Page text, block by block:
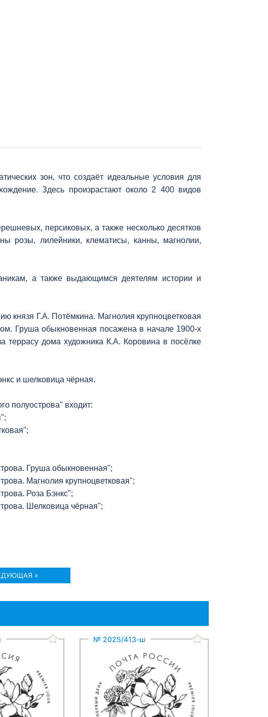
зон, что создаёт идеальные условия для
Здесь произрастают около 2 400 видов
персиковых, а также несколько десятков
розы, лилейники, клематисы, канны, магнолии,
а также выдающимся деятелям истории и
князя Г.А. Потёмкина. Магнолия крупноцветковая
Груша обыкновенная посажена в начале 1900-х
дома художника К.А. Коровина в посёлке
и шелковица чёрная.
полуострова" входит:
Груша обыкновенная";
Магнолия крупноцветковая";
Роза Бэнкс";
Шелковица чёрная";
»
№ 2025/413-ш